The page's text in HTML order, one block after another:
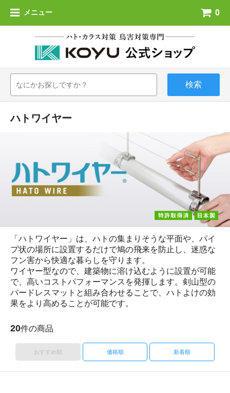
メニュー 0
検索
ハトワイヤー
「ハトワイヤー」は、ハトの集まりそうな平面や、パイ
プ状の場所に設置するだけで鳩の飛来を防止し、迷惑な
フン害から快適な暮らしを守ります。
ワイヤー型なので、建築物に溶け込むように設置が可能
で、高いコストパフォーマンスを発揮します。剣山型の
バードレスマットと組み合わせることで、ハトよけの効
果をより高めることが可能です。
20件の商品
おすすめ順 価格順 新着順